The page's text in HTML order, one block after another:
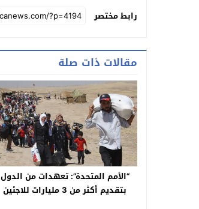
رابط مختصر
مقالات ذات صلة
“الأمم المتحدة”: تعهدات من الدول
بتقديم أكثر من 3 مليارات للاجئين